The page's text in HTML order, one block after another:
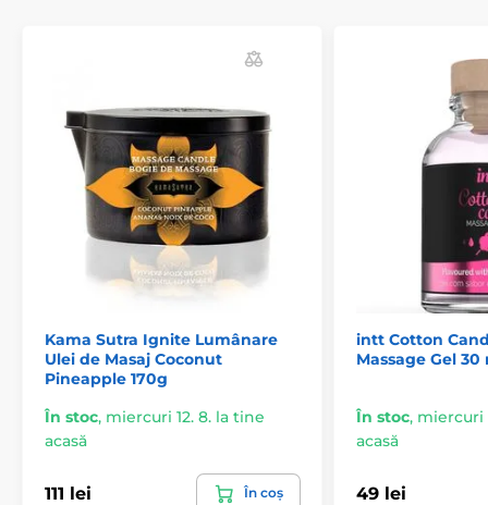
Produsul este inclus în categoria
Joc senzual Afrodiziazicele
Afrodisiace pentru femei
Geluri de masaj Uleiuri de masaj
Kama Sutra Ignite Lumânare
Ulei de Masaj Coconut
Pineapple 170g
În stoc, miercuri 12. 8. la tine
acasă
111 lei În coș
intt Cotton
Massage Gel 30
În stoc, miercuri
acasă
49 lei